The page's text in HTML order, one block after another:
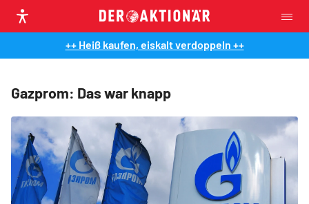
++ Heiß kaufen, eiskalt verdoppeln ++
Gazprom: Das war knapp